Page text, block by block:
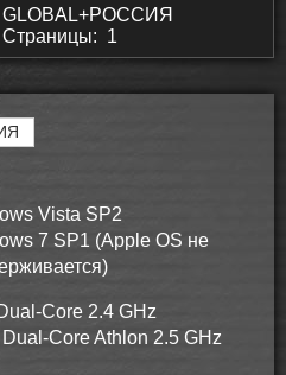
GLOBAL+РОССИЯ
Страницы: 1
Vista SP2
7 SP1 (Apple OS не
Core 2.4 GHz
Core Athlon 2.5 GHz